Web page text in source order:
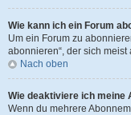
Wie kann ich ein Forum
Um ein Forum zu
abonnieren“, der sich
Nach oben
Wie deaktiviere ich meine
Wenn du mehrere